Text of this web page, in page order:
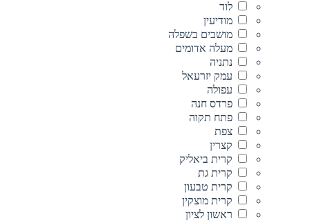
לוד
מודיעין
מושבים בשפלה
מעלה אדומים
נתניה
עמק יזרעאל
עפולה
פרדס חנה
פתח תקוה
צפת
קצרין
קרית ביאליק
קרית גת
קרית טבעון
קרית מוצקין
ראשון לציון